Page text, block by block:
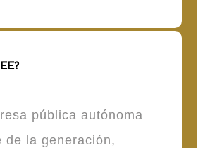
pública autónoma
de la generación,